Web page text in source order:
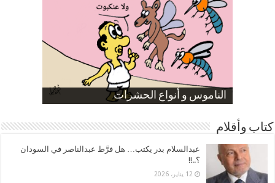
الناموس و أنواع الحشرات
الموظفين بعد ارتفاع الأسعار
ارتفاع نسبة الطلاق في مصر
صورة كاركاتيرية
صورة كاركاتيرية
كتاب وأقلام
عبدالسلام بدر يكتب… هل فرَّط عبدالناصر في السودان
؟..!!
12 يناير، 2026